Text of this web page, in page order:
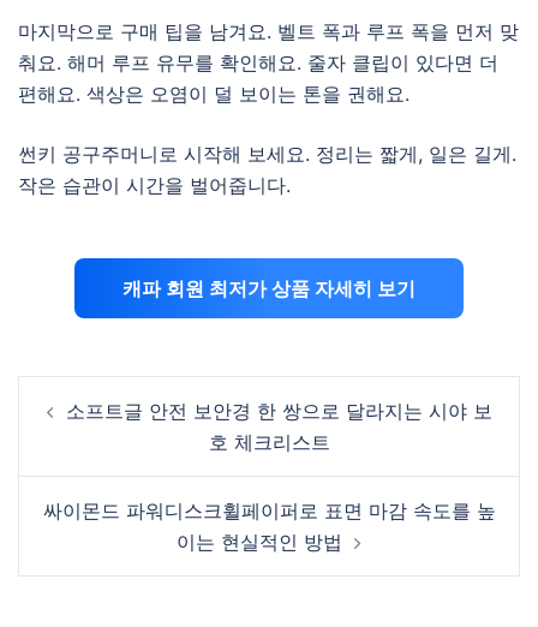
마지막으로 구매 팁을 남겨요. 벨트 폭과 루프 폭을 먼저 맞
춰요. 해머 루프 유무를 확인해요. 줄자 클립이 있다면 더
편해요. 색상은 오염이 덜 보이는 톤을 권해요.
썬키 공구주머니로 시작해 보세요. 정리는 짧게, 일은 길게.
작은 습관이 시간을 벌어줍니다.
캐파 회원 최저가 상품 자세히 보기
navigation
소프트글 안전 보안경 한 쌍으로 달라지는 시야 보
호 체크리스트
싸이몬드 파워디스크휠페이퍼로 표면 마감 속도를 높
이는 현실적인 방법